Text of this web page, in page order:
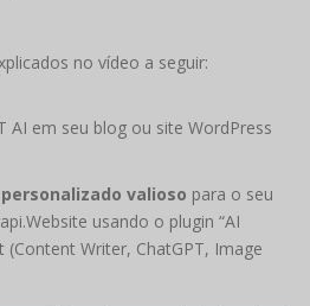
no vídeo a seguir:
AI em seu blog ou site WordPress
valioso para o seu
usando o plugin “AI
(Content Writer, ChatGPT, Image